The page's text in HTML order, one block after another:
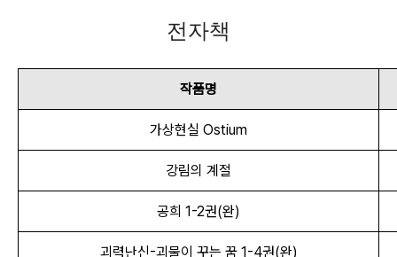
전자책
작품명
가상현실 Ostium
강림의 계절
공희 1-2권(완)
괴력난신-괴물이 꾸는 꿈 1-4권(완)